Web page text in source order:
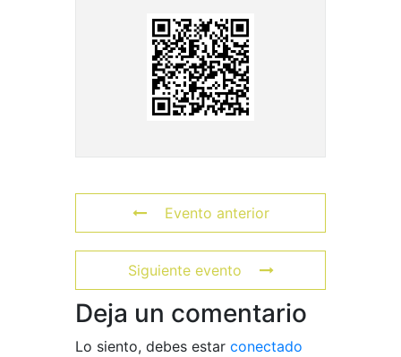
Evento anterior
Siguiente evento
Deja un comentario
Lo siento, debes estar conectado